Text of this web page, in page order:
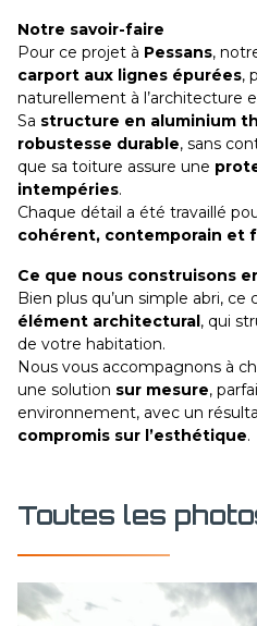
Notre savoir-faire
Pour ce projet à Pessans,
carport aux lignes épurées,
naturellement à l’architecture
Sa structure en aluminium
robustesse durable, sans
que sa toiture assure une
intempéries.
Chaque détail a été travaillé
cohérent, contemporain et
Ce que nous construisons
Bien plus qu’un simple abri,
élément architectural, qui
de votre habitation.
Nous vous accompagnons à
une solution sur mesure,
environnement, avec un
compromis sur l’esthétique.
Toutes les